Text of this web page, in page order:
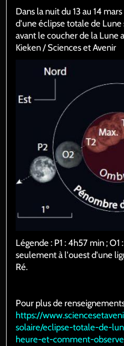
Dans la nuit du 13 au 14
d'une éclipse totale de Lune
avant le coucher de la Lune
Kieken / Sciences et Avenir
Légende : P1 : 4h57 min ;
seulement à l'ouest d'une
Ré.
Pour plus de
https://
solaire/eclipse-totale-de-
heure-et-comment-